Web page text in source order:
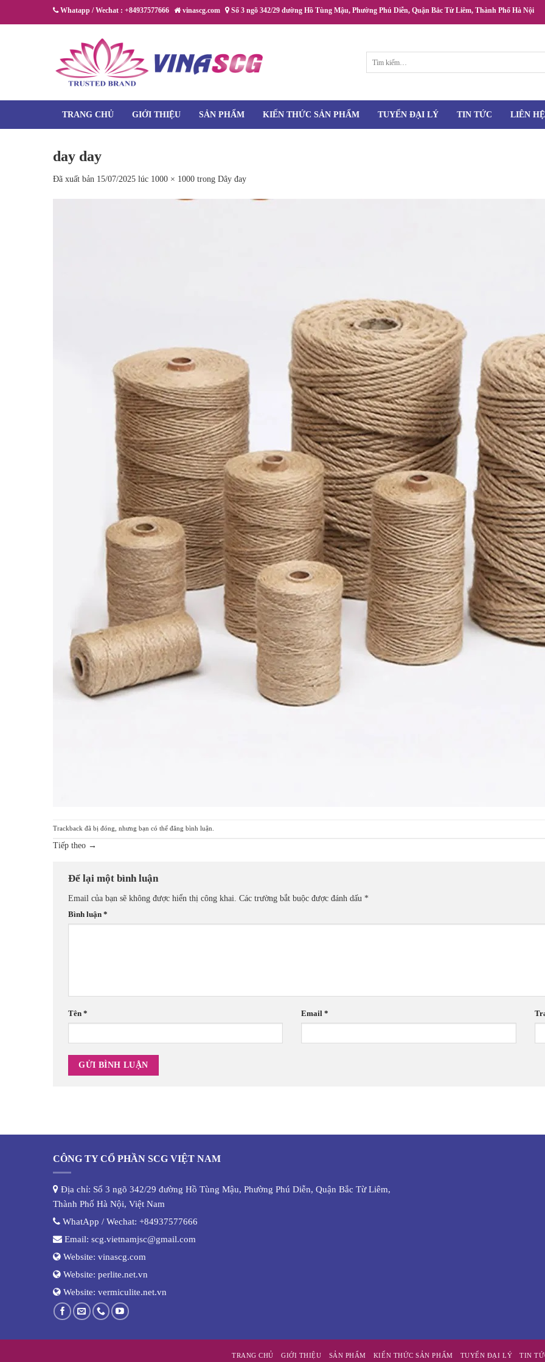
Whatapp / Wechat : +84937577666 vinascg.com Số 3 ngõ 342/29 đường Hồ Tùng Mậu, Phường Phú Diễn, Quận Bắc Từ Liêm, Thành Phố Hà Nội
kiếm:
TRANG CHỦ GIỚI THIỆU SẢN PHẨM KIẾN THỨC SẢN PHẨM TUYỂN ĐẠI LÝ TIN TỨC LIÊN HỆ
day day
Đã xuất bản 15/07/2025 lúc 1000 × 1000 trong Dây đay
Trackback đã bị đóng, nhưng bạn có thể đăng bình luận.
Tiếp theo →
Để lại một bình luận
Email của bạn sẽ không được hiển thị công khai. Các trường bắt buộc được đánh dấu *
Bình luận *
Tên * Email*
CÔNG TY CỔ PHẦN SCG VIỆT NAM
Địa chỉ: Số 3 ngõ 342/29 đường Hồ Tùng Mậu, Phường Phú Diễn, Quận Bắc Từ Liêm,
Thành Phố Hà Nội, Việt Nam
WhatApp / Wechat: +84937577666
Email: scg.vietnamjsc@gmail.com
Website: vinascg.com
Website: perlite.net.vn
Website: vermiculite.net.vn
TRANG CHỦ GIỚI THIỆU SẢN PHẨM KIẾN THỨC SẢN PHẨM TUYỂN ĐẠI LÝ TIN